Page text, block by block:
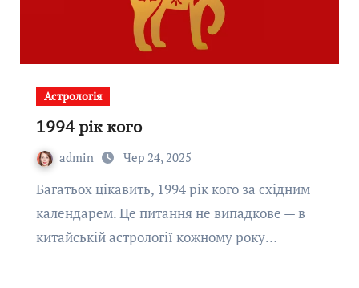
Астрологія
1994 рік кого
admin Чер 24, 2025
Багатьох цікавить, 1994 рік кого за східним
календарем. Це питання не випадкове — в
китайській астрології кожному року…